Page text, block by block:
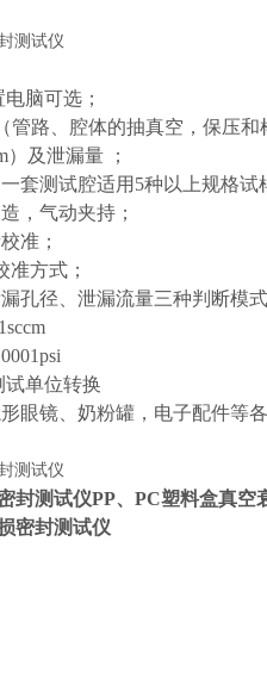
脑可选；
管路、腔体的抽真空，保压和
及泄漏量 ；
套测试腔适用5种以上规格试
，气动夹持；
准；
方式；
孔径、泄漏流量三种判断模式
试单位转换
眼镜、奶粉罐，电子配件等
封测试仪PP、PC塑料盒真空